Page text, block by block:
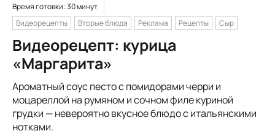
Время готовки: 30 минут
Видеорецепты
Вторые блюда Реклама Рецепты Сыр
Видеорецепт: курица
«Маргарита»
Ароматный соус песто с помидорами черри и
моцареллой на румяном и сочном филе куриной
грудки — невероятно вкусное блюдо с итальянскими
нотками.